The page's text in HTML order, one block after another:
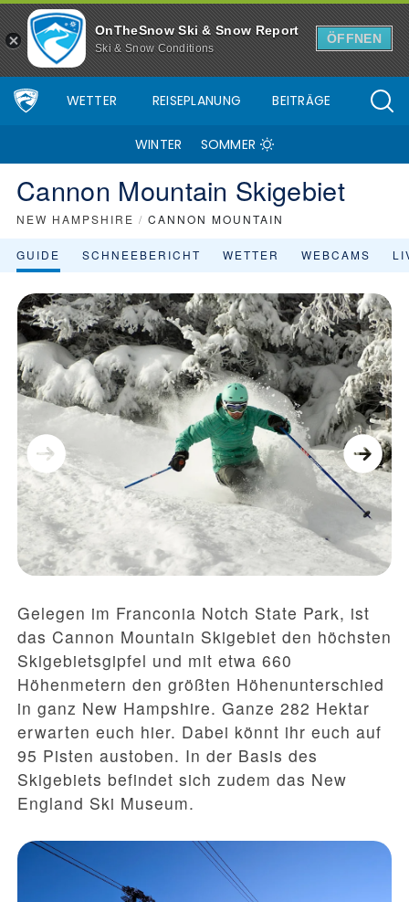
OnTheSnow Ski & Snow Report
Ski & Snow Conditions
ÖFFNEN
WETTER REISEPLANUNG BEITRÄGE
WINTER SOMMER
Cannon Mountain Skigebiet
NEW HAMPSHIRE / CANNON MOUNTAIN
GUIDE SCHNEEBERICHT WETTER WEBCAMS
Gelegen im Franconia Notch State Park, ist
das Cannon Mountain Skigebiet den höchsten
Skigebietsgipfel und mit etwa 660
Höhenmetern den größten Höhenunterschied
in ganz New Hampshire. Ganze 282 Hektar
erwarten euch hier. Dabei könnt ihr euch auf
95 Pisten austoben. In der Basis des
Skigebiets befindet sich zudem das New
England Ski Museum.